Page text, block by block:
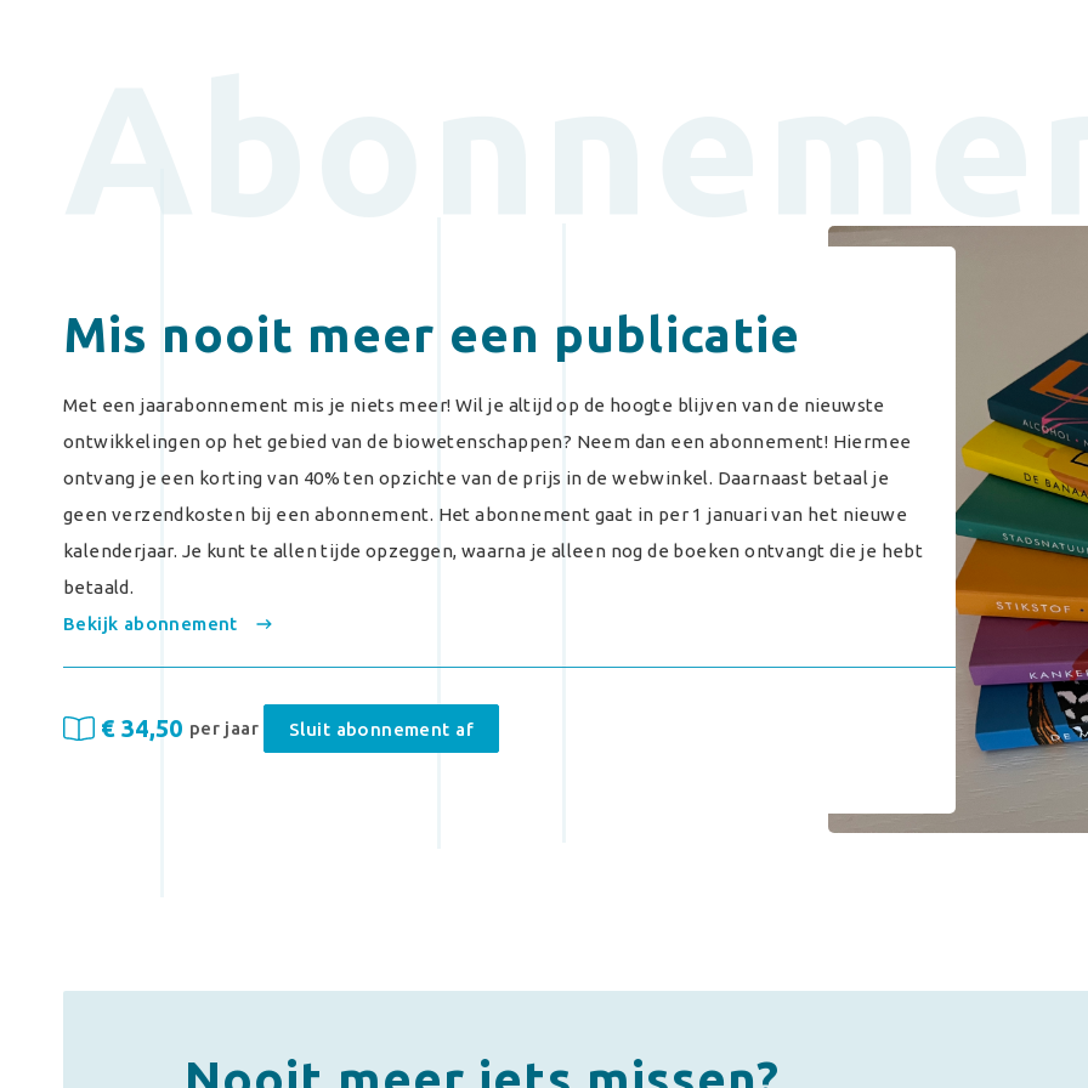
Mis nooit meer een publicatie
Met een jaarabonnement mis je niets meer! Wil je altijd op de hoogte blijven van de nieuwste
ontwikkelingen op het gebied van de biowetenschappen? Neem dan een abonnement! Hiermee
ontvang je een korting van 40% ten opzichte van de prijs in de webwinkel. Daarnaast betaal je
geen verzendkosten bij een abonnement. Het abonnement gaat in per 1 januari van het nieuwe
kalenderjaar. Je kunt te allen tijde opzeggen, waarna je alleen nog de boeken ontvangt die je hebt
betaald.
Bekijk abonnement
€ 34,50 per jaar Sluit abonnement af